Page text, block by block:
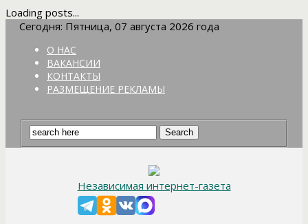
Loading posts...
Сегодня: Пятница, 07 августа 2026 года
О НАС
ВАКАНСИИ
КОНТАКТЫ
РАЗМЕЩЕНИЕ РЕКЛАМЫ
Независимая интернет-газета